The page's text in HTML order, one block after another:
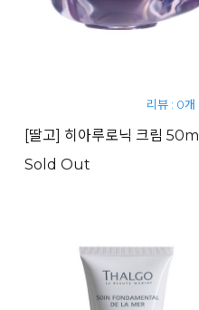
리뷰 : 0개
[딸고] 히아루로닉 크림 50ml
Sold Out